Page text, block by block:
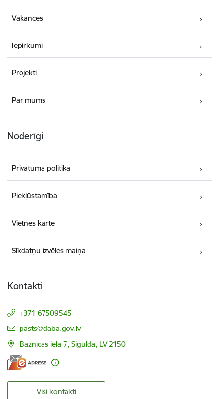
Vakances
Iepirkumi
Projekti
Par mums
Noderīgi
Privātuma politika
Piekļūstamība
Vietnes karte
Sīkdatņu izvēles maiņa
Kontakti
+371 67509545
E-pasts:
pasts@daba.gov.lv
Baznīcas iela 7, Sigulda, LV 2150
Visi kontakti